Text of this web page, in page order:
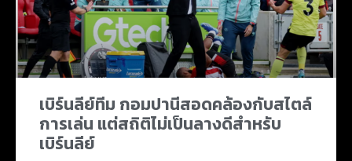
เบิร์นลีย์ทีม กอมปานีสอดคล้องกับสไตล์
การเล่น แต่สถิติไม่เป็นลางดีสำหรับ
เบิร์นลีย์